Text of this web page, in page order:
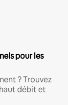
pour les
? Trouvez
débit et